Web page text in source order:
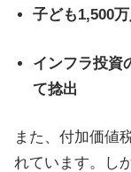
子ども1,500
インフラ投資
て捻出
また、付加価値
れています。し